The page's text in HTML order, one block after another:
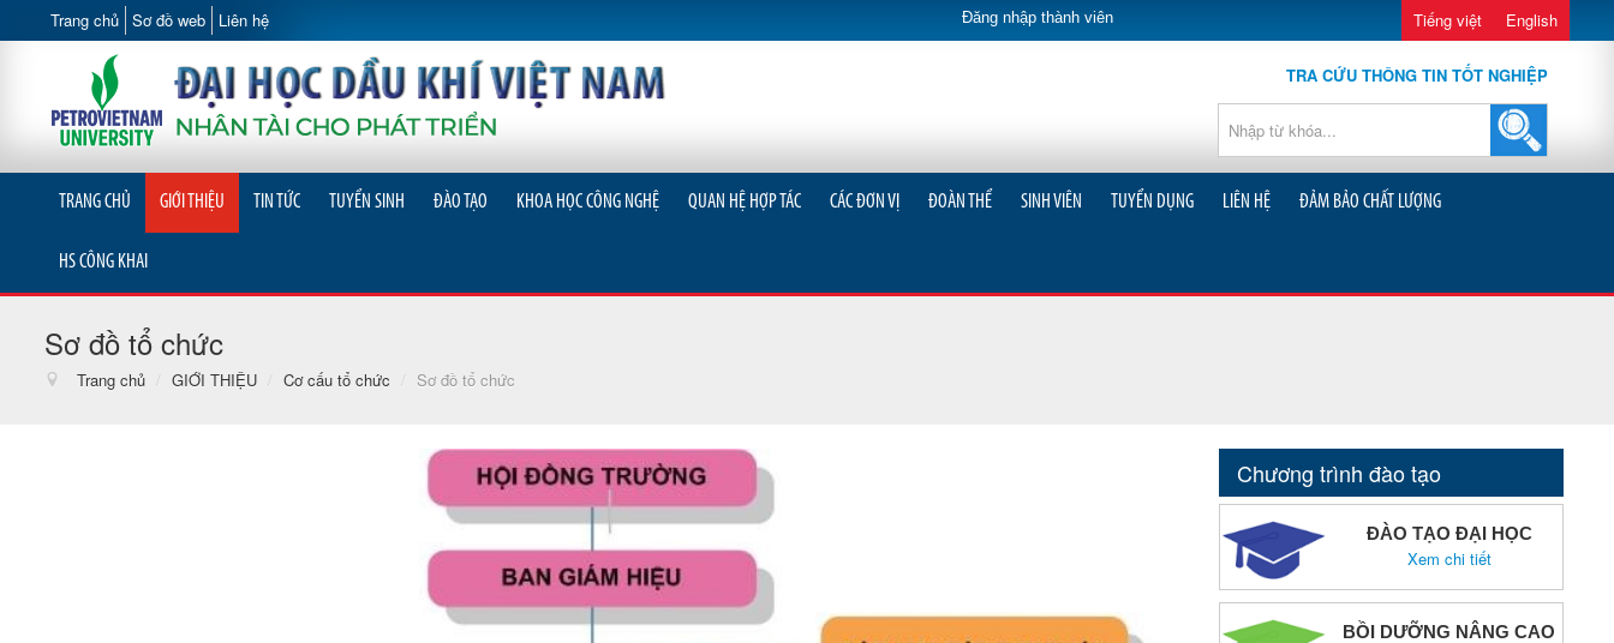
Trang chủ Sơ đồ web Liên hệ Đăng nhập thành viên Tiếng việt English
TRA CỨU THÔNG TIN TỐT NGHIỆP
TRANG CHỦ GIỚI THIỆU TIN TỨC TUYỂN SINH ĐÀO TẠO KHOA HỌC CÔNG NGHỆ QUAN HỆ HỢP TÁC CÁC ĐƠN VỊ ĐOÀN THỂ SINH VIÊN TUYỂN DỤNG LIÊN HỆ ĐẢM BẢO CHẤT LƯỢNG
HS CÔNG KHAI
Sơ đồ tổ chức
Trang chủ / GIỚI THIỆU / Cơ cấu tổ chức / Sơ đồ tổ chức
Chương trình đào tạo
ĐÀO TẠO ĐẠI HỌC
Xem chi tiết
BỒI DƯỠNG NÂNG CAO